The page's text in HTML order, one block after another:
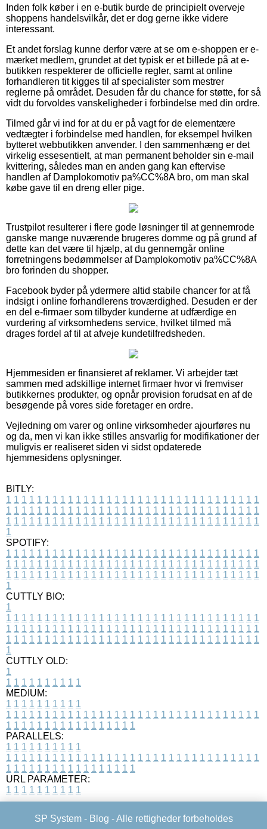
Inden folk køber i en e-butik burde de principielt overveje
shoppens handelsvilkår, det er dog gerne ikke videre
interessant.
Et andet forslag kunne derfor være at se om e-shoppen er e-
mærket medlem, grundet at det typisk er et billede på at e-
butikken respekterer de officielle regler, samt at online
forhandleren tit kigges til af specialister som mestrer
reglerne på området. Desuden får du chance for støtte, for så
vidt du forvoldes vanskeligheder i forbindelse med din ordre.
Tilmed går vi ind for at du er på vagt for de elementære
vedtægter i forbindelse med handlen, for eksempel hvilken
bytteret webbutikken anvender. I den sammenhæng er det
virkelig essesentielt, at man permanent beholder sin e-mail
kvittering, således man en anden gang kan eftervise
handlen af Damplokomotiv pa%CC%8A bro, om man skal
købe gave til en dreng eller pige.
Trustpilot resulterer i flere gode løsninger til at gennemrode
ganske mange nuværende brugeres domme og på grund af
dette kan det være til hjælp, at du gennemgår online
forretningens bedømmelser af Damplokomotiv pa%CC%8A
bro forinden du shopper.
Facebook byder på ydermere altid stabile chancer for at få
indsigt i online forhandlerens troværdighed. Desuden er der
en del e-firmaer som tilbyder kunderne at udfærdige en
vurdering af virksomhedens service, hvilket tilmed må
drages fordel af til at afveje kundetilfredsheden.
Hjemmesiden er finansieret af reklamer. Vi arbejder tæt
sammen med adskillige internet firmaer hvor vi fremviser
butikkernes produkter, og opnår provision forudsat en af de
besøgende på vores side foretager en ordre.
Vejledning om varer og online virksomheder ajourføres nu
og da, men vi kan ikke stilles ansvarlig for modifikationer der
muligvis er realiseret siden vi sidst opdaterede
hjemmesidens oplysninger.
BITLY:
1 1 1 1 1 1 1 1 1 1 1 1 1 1 1 1 1 1 1 1 1 1 1 1 1 1 1 1 1 1 1 1 1
1 1 1 1 1 1 1 1 1 1 1 1 1 1 1 1 1 1 1 1 1 1 1 1 1 1 1 1 1 1 1 1 1
1 1 1 1 1 1 1 1 1 1 1 1 1 1 1 1 1 1 1 1 1 1 1 1 1 1 1 1 1 1 1 1 1
1
SPOTIFY:
1 1 1 1 1 1 1 1 1 1 1 1 1 1 1 1 1 1 1 1 1 1 1 1 1 1 1 1 1 1 1 1 1
1 1 1 1 1 1 1 1 1 1 1 1 1 1 1 1 1 1 1 1 1 1 1 1 1 1 1 1 1 1 1 1 1
1 1 1 1 1 1 1 1 1 1 1 1 1 1 1 1 1 1 1 1 1 1 1 1 1 1 1 1 1 1 1 1 1
1
CUTTLY BIO:
1
1 1 1 1 1 1 1 1 1 1 1 1 1 1 1 1 1 1 1 1 1 1 1 1 1 1 1 1 1 1 1 1 1
1 1 1 1 1 1 1 1 1 1 1 1 1 1 1 1 1 1 1 1 1 1 1 1 1 1 1 1 1 1 1 1 1
1 1 1 1 1 1 1 1 1 1 1 1 1 1 1 1 1 1 1 1 1 1 1 1 1 1 1 1 1 1 1 1 1
1
CUTTLY OLD:
1
1 1 1 1 1 1 1 1 1 1
MEDIUM:
1 1 1 1 1 1 1 1 1 1
1 1 1 1 1 1 1 1 1 1 1 1 1 1 1 1 1 1 1 1 1 1 1 1 1 1 1 1 1 1 1 1 1
1 1 1 1 1 1 1 1 1 1 1 1 1 1 1 1 1
PARALLELS:
1 1 1 1 1 1 1 1 1 1
1 1 1 1 1 1 1 1 1 1 1 1 1 1 1 1 1 1 1 1 1 1 1 1 1 1 1 1 1 1 1 1 1
1 1 1 1 1 1 1 1 1 1 1 1 1 1 1 1 1
URL PARAMETER:
1 1 1 1 1 1 1 1 1 1
SP System - Blog - Alle rettigheder forbeholdes